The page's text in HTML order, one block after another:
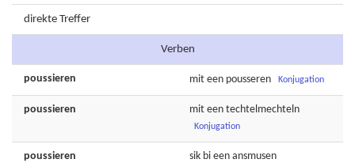
direkte Treffer
Verben
poussieren mit een pousseren Konjugation
poussieren mit een techtelmechteln
Konjugation
poussieren sik bi een ansmusen